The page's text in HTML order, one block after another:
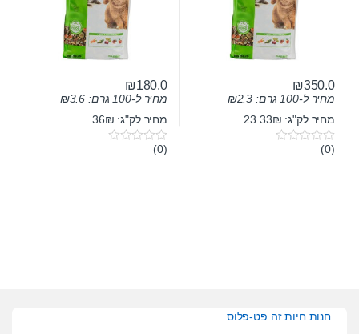
₪350.0
מחיר ל-100 גרם: ₪2.3
מחיר לק"ג: 23.33₪
0(0)
₪180.0
מחיר ל-100 גרם: ₪3.6
מחיר לק"ג: 36₪
0(0)
חנות חיות זה פט-פלוס